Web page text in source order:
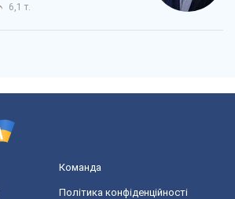
6,1 т.
Команда
Політика конфіденційності